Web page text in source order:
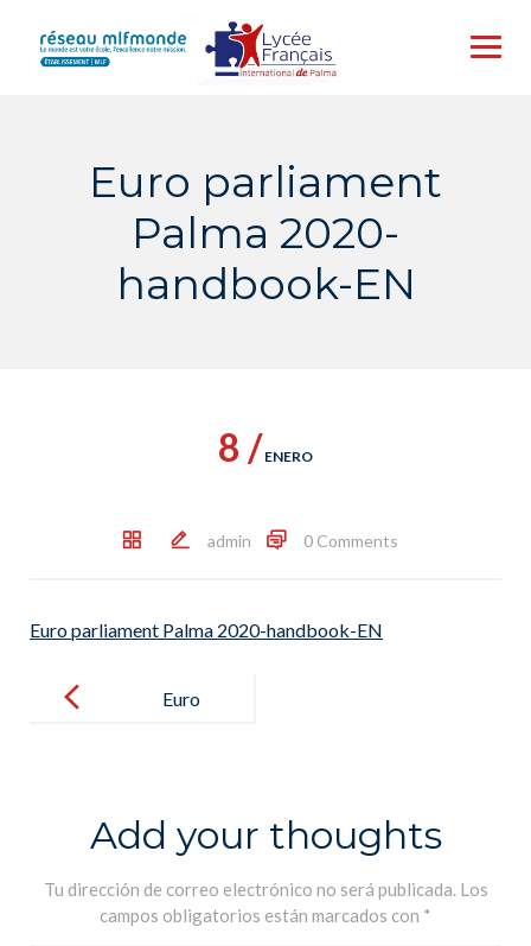
content
Euro parliament
Palma 2020-
handbook-EN
8 / ENERO
admin 0 Comments
Euro parliament Palma 2020-handbook-EN
navigation
Euro
Add your thoughts
Tu dirección de correo electrónico no será publicada. Los
campos obligatorios están marcados con *